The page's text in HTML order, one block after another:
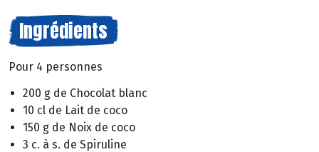
Ingrédients
Pour 4 personnes
200 g de Chocolat blanc
10 cl de Lait de coco
150 g de Noix de coco
3 c. à s. de Spiruline